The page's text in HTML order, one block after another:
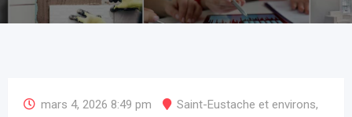
mars 4, 2026 8:49 pm Saint-Eustache et environs,